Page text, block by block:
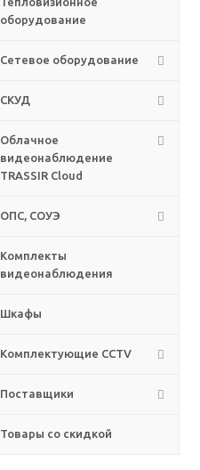
оборудование
Сетевое оборудование
СКУД
Облачное
видеонаблюдение
TRASSIR Cloud
ОПС, СОУЭ
Комплекты
видеонаблюдения
Шкафы
Комплектующие CCTV
Поставщики
Товары со скидкой